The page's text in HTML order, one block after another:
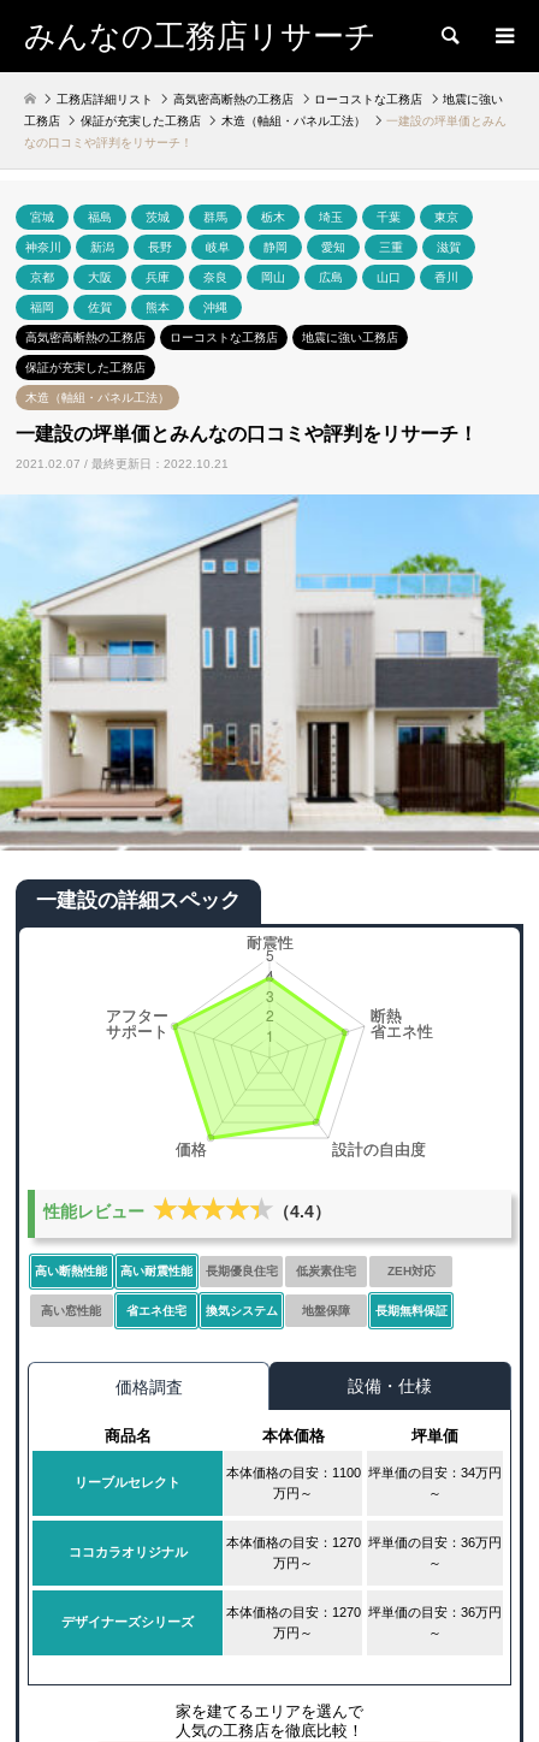
みんなの工務店リサーチ 検索
工務店詳細リスト 高気密高断熱の工務店 ローコストな工務店
地震に強い
工務店
保証が充実した工務店 木造（軸組・パネル工法）
一建設の坪単価とみん
なの口コミや評判をリサーチ！
宮城 福島 茨城 群馬 栃木 埼玉 千葉 東京
神奈川 新潟 長野 岐阜 静岡 愛知 三重 滋賀
京都 大阪 兵庫 奈良 岡山 広島 山口 香川
福岡 佐賀 熊本 沖縄
高気密高断熱の工務店 ローコストな工務店 地震に強い工務店
保証が充実した工務店
木造（軸組・パネル工法）
一建設の坪単価とみんなの口コミや評判をリサーチ！
2021.02.07 / 最終更新日：2022.10.21
一建設の詳細スペック
性能レビュー ★★★★★
★★★★★ （4.4）
高い断熱性能 高い耐震性能 長期優良住宅 低炭素住宅 ZEH対応
高い窓性能 省エネ住宅 換気システム 地盤保障 長期無料保証
価格調査 設備・仕様
商品名 本体価格 坪単価
リーブルセレクト
本体価格の目安：1100
万円～
坪単価の目安：34万円
～
ココカラオリジナル
本体価格の目安：1270
万円～
坪単価の目安：36万円
～
デザイナーズシリーズ
本体価格の目安：1270
万円～
坪単価の目安：36万円
～
家を建てるエリアを選んで
人気の工務店を徹底比較！